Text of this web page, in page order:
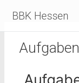
BBK Hessen